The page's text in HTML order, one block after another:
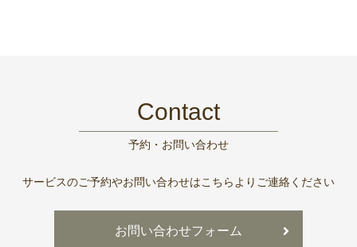
Contact
予約・お問い合わせ
サービスのご予約やお問い合わせはこちらよりご連絡ください
お問い合わせフォーム